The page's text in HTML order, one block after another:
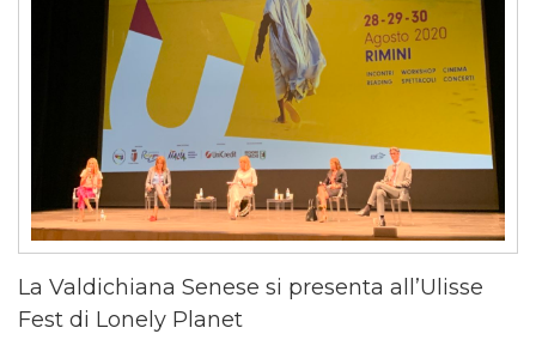
La Valdichiana Senese si presenta all’Ulisse
Fest di Lonely Planet